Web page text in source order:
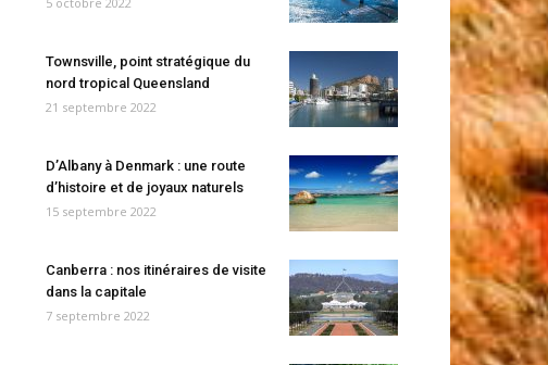
Townsville, point stratégique du
nord tropical Queensland
21 septembre 2022
D’Albany à Denmark : une route
d’histoire et de joyaux naturels
15 septembre 2022
Canberra : nos itinéraires de visite
dans la capitale
7 septembre 2022